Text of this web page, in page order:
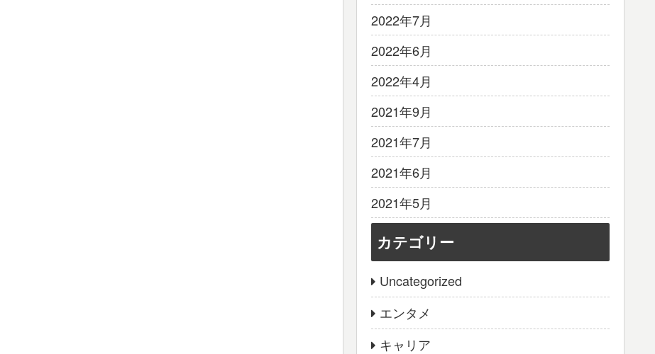
2022年7月
2022年6月
2022年4月
2021年9月
2021年7月
2021年6月
2021年5月
カテゴリー
Uncategorized
エンタメ
キャリア